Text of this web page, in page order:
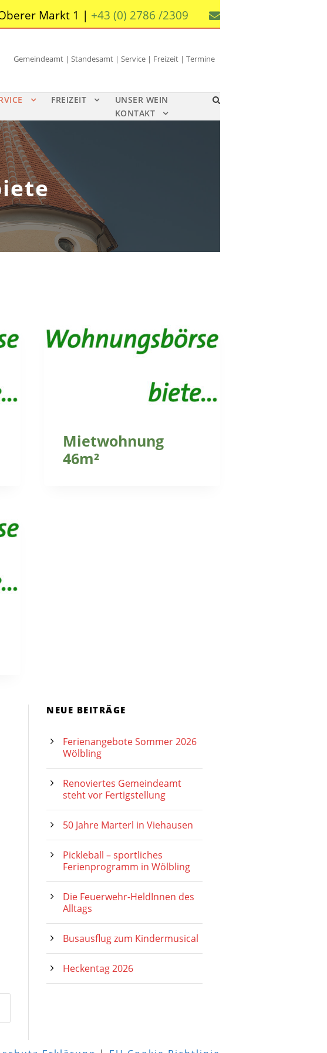
Markt 1 | +43 (0) 2786 /2309
Gemeindeamt | Standesamt | Service | Freizeit | Termine
FREIZEIT
UNSER WEIN
KONTAKT
Mietwohnung
46m²
NEUE BEITRÄGE
Ferienangebote Sommer 2026
Wölbling
Renoviertes Gemeindeamt
steht vor Fertigstellung
50 Jahre Marterl in Viehausen
Pickleball – sportliches
Ferienprogramm in Wölbling
Die Feuerwehr-HeldInnen des
Alltags
Busausflug zum Kindermusical
Heckentag 2026